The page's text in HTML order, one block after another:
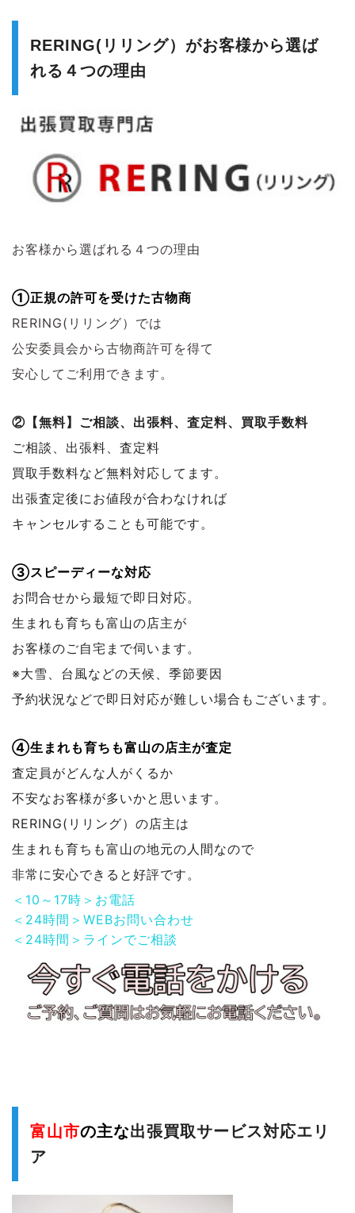
RERING(リリング）がお客様から選ば
れる４つの理由
お客様から選ばれる４つの理由
①正規の許可を受けた古物商
RERING(リリング）では
公安委員会から古物商許可を得て
安心してご利用できます。
②【無料】ご相談、出張料、査定料、買取手数料
ご相談、出張料、査定料
買取手数料など無料対応してます。
出張査定後にお値段が合わなければ
キャンセルすることも可能です。
③スピーディーな対応
お問合せから最短で即日対応。
生まれも育ちも富山の店主が
お客様のご自宅まで伺います。
※大雪、台風などの天候、季節要因
予約状況などで即日対応が難しい場合もございます。
④生まれも育ちも富山の店主が査定
査定員がどんな人がくるか
不安なお客様が多いかと思います。
RERING(リリング）の店主は
生まれも育ちも富山の地元の人間なので
非常に安心できると好評です。
＜10～17時＞お電話
＜24時間＞WEBお問い合わせ
＜24時間＞ラインでご相談
富山市の主な出張買取サービス対応エリ
ア